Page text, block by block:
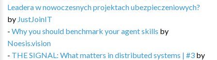
Leadera w nowoczesnych projektach ubezpieczeniowych?
by JustJoinIT
- Why you should benchmark your agent skills by
Noesis.vision
- THE SIGNAL: What matters in distributed systems | #3 by